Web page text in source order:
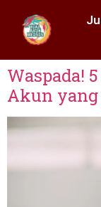
Waspada!
Akun yang